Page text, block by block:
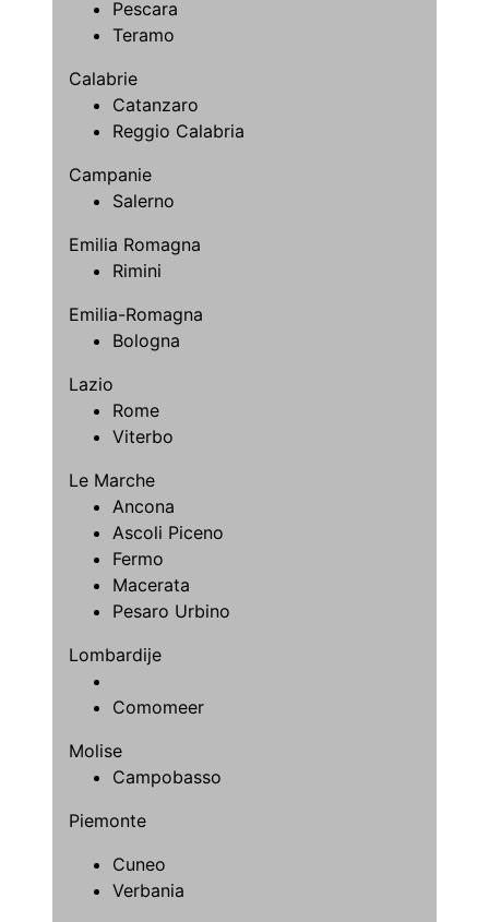
Pescara
Teramo
Calabrie
Catanzaro
Reggio Calabria
Campanie
Salerno
Emilia Romagna
Rimini
Emilia-Romagna
Bologna
Lazio
Rome
Viterbo
Le Marche
Ancona
Ascoli Piceno
Fermo
Macerata
Pesaro Urbino
Lombardije
Comomeer
Molise
Campobasso
Piemonte
Cuneo
Verbania